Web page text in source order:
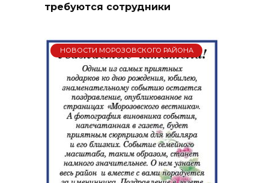
требуются сотрудники
НОВОСТИ МОРОЗОВСКОГО РАЙОНА